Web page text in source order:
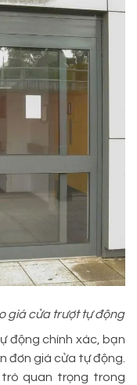
giá cửa trượt tự động
động chính xác, bạn
đơn giá cửa tự động.
quan trọng trong